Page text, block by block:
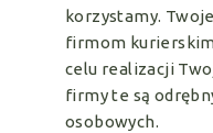
korzystamy.
firmom
celu realizacji
firmy te są
osobowych.